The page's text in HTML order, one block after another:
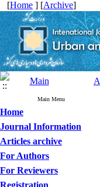
[Home ] [Archive]
Main
Main Menu
Home
Journal Information
Articles archive
For Authors
For Reviewers
Registration